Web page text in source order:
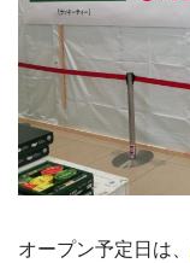
オープン予定日は、